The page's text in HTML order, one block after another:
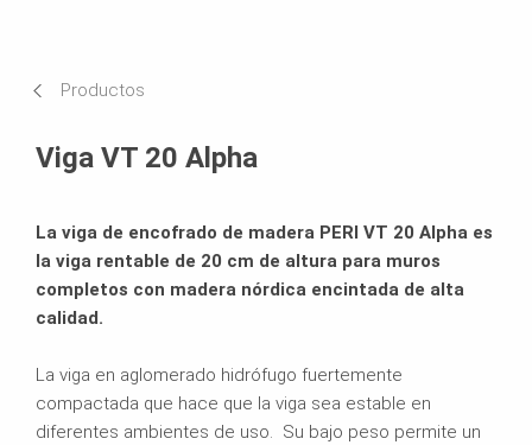
Productos
Viga VT 20 Alpha
La viga de encofrado de madera PERI VT 20 Alpha es
la viga rentable de 20 cm de altura para muros
completos con madera nórdica encintada de alta
calidad.
La viga en aglomerado hidrófugo fuertemente
compactada que hace que la viga sea estable en
diferentes ambientes de uso. Su bajo peso permite un